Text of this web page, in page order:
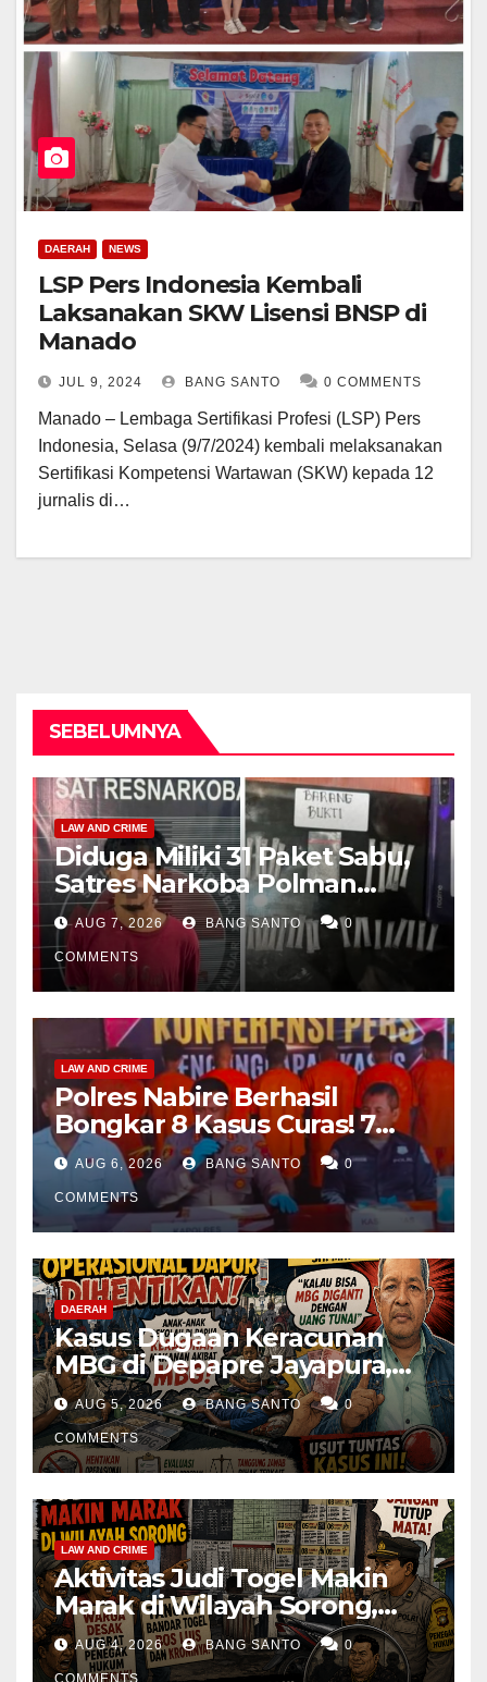
DAERAH NEWS
LSP Pers Indonesia Kembali
Laksanakan SKW Lisensi BNSP di
Manado
JUL 9, 2024 BANG SANTO 0 COMMENTS
Manado – Lembaga Sertifikasi Profesi (LSP) Pers
Indonesia, Selasa (9/7/2024) kembali melaksanakan
Sertifikasi Kompetensi Wartawan (SKW) kepada 12
jurnalis di…
SEBELUMNYA
LAW AND CRIME
Diduga Miliki 31 Paket Sabu,
Satres Narkoba Polman
Amankan Pria di Matali
AUG 7, 2026 BANG SANTO 0
COMMENTS
LAW AND CRIME
Polres Nabire Berhasil
Bongkar 8 Kasus Curas! 7
Pelaku Ditangkap, 62 Motor
Kembali Diamankan
AUG 6, 2026 BANG SANTO 0
COMMENTS
DAERAH
Kasus Dugaan Keracunan
MBG di Depapre Jayapura,
Aktivis Papua Minta
Operasional Dapur
Dihentikan & Evaluasi
Menyeluruh
AUG 5, 2026 BANG SANTO 0
COMMENTS
LAW AND CRIME
Aktivitas Judi Togel Makin
Marak di Wilayah Sorong,
Warga Desak Aparat Segera
Tangkap Bandar Luis dan
AUG 4, 2026 BANG SANTO 0
COMMENTS